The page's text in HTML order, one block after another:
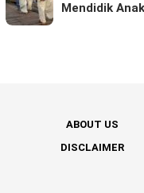
Mendidik
ABOUT US
DISCLAIMER